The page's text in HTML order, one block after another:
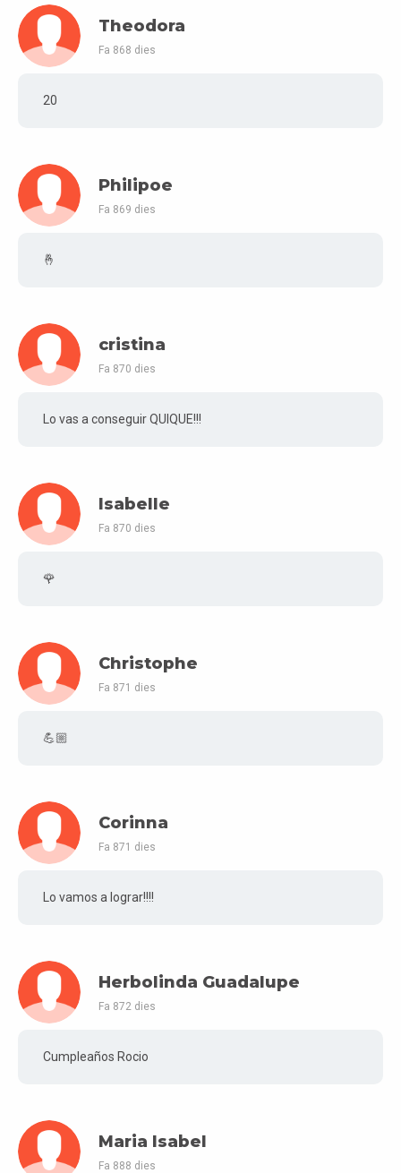
Theodora
Fa 868 dies
20
Philipoe
Fa 869 dies
🤞
cristina
Fa 870 dies
Lo vas a conseguir QUIQUE!!!
Isabelle
Fa 870 dies
🌹
Christophe
Fa 871 dies
💪🏼
Corinna
Fa 871 dies
Lo vamos a lograr!!!!
Herbolinda Guadalupe
Fa 872 dies
Cumpleaños Rocio
Maria Isabel
Fa 888 dies